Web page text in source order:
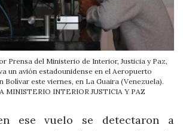
Prensa del Ministerio de Interior, Justicia y Paz,
un avión estadounidense en el Aeropuerto
Bolívar este viernes, en La Guaira (Venezuela).
MINISTERIO INTERIOR JUSTICIA Y PAZ
ese vuelo se detectaron a